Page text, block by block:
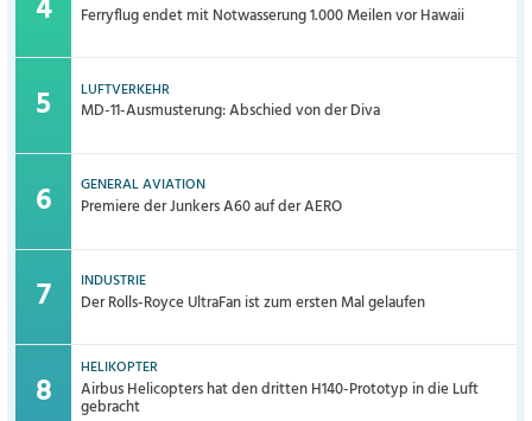
Ferryflug endet mit Notwasserung 1.000 Meilen vor Hawaii
LUFTVERKEHR
MD-11-Ausmusterung: Abschied von der Diva
GENERAL AVIATION
Premiere der Junkers A60 auf der AERO
INDUSTRIE
Der Rolls-Royce UltraFan ist zum ersten Mal gelaufen
HELIKOPTER
Airbus Helicopters hat den dritten H140-Prototyp in die Luft
gebracht